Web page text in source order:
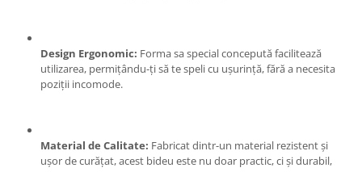
Unelte altoit
Unelte manuale de gradina -
Stropitori
Masini de maturat manuale
Masini batut stalpi
Design Ergonomic: Forma sa special concepută facilitează
utilizarea, permițându-ți să te speli cu ușurință, fără a necesita
poziții incomode.
Material de Calitate: Fabricat dintr-un material rezistent și
ușor de curățat, acest bideu este nu doar practic, ci și durabil,